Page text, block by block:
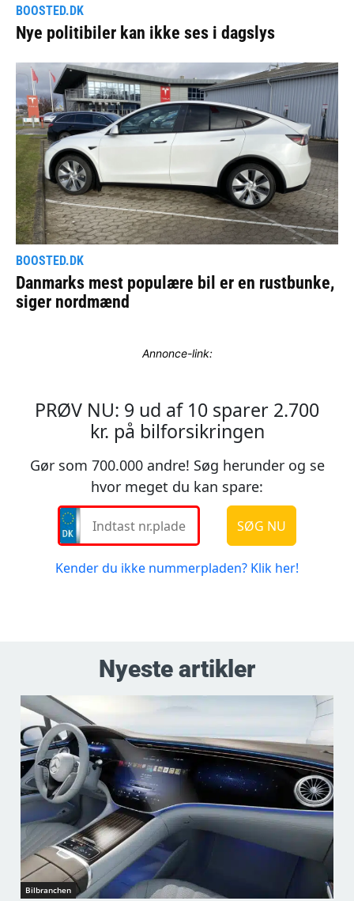
Annonce-link:
Nyeste artikler
Bilbranchen